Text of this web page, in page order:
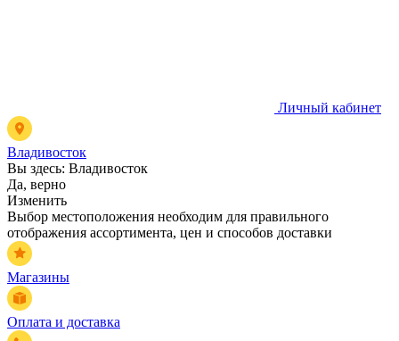
Личный кабинет
Владивосток
Вы здесь: Владивосток
Да, верно
Изменить
Выбор местоположения необходим для правильного
отображения ассортимента, цен и способов доставки
Магазины
Оплата и доставка